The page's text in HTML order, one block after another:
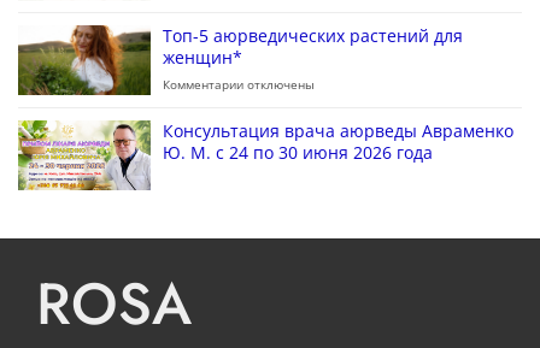
Топ-5 аюрведических растений для
женщин*
Комментарии отключены
Консультация врача аюрведы Авраменко
Ю. М. с 24 по 30 июня 2026 года
ROSA